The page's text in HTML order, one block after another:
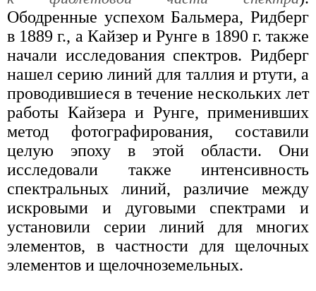
Ободренные успехом Бальмера, Ридберг
в 1889 г., а Кайзер и Рунге в 1890 г. также
начали исследования спектров. Ридберг
нашел серию линий для таллия и ртути, а
проводившиеся в течение нескольких лет
работы Кайзера и Рунге, применивших
метод фотографирования, составили
целую эпоху в этой области. Они
исследовали также интенсивность
спектральных линий, различие между
искровыми и дуговыми спектрами и
установили серии линий для многих
элементов, в частности для щелочных
элементов и щелочноземельных.